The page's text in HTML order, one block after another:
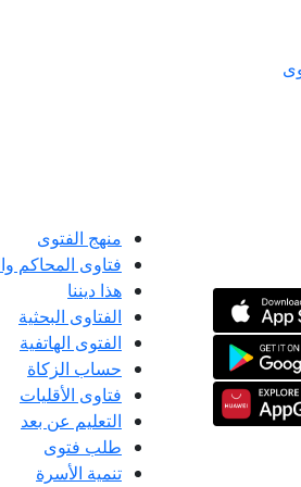
منهج الفتوى
فتاوى المحاكم
هذا ديننا
الفتاوى البحثية
الفتوى الهاتفية
حساب الزكاة
فتاوى الأقليات
التعليم عن بعد
طلب فتوى
تنمية الأسرة